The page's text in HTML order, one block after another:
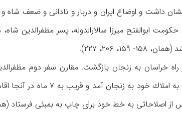
داشت و اوضاع ایران و دربار و نادانی و ضعف شاه
۲۰۶، ۲۲۷).
۱۳۲۰-۲۱ رجب ۱۳۲۱)، چون حسینقلی خان
به خط خود برای چاپ به بمبئی فرستاد (همان، ۱۶۸-۱۷۲،